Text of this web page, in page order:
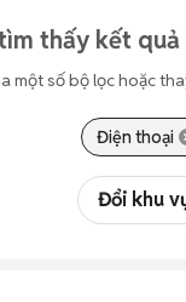
thấy kết quả
một số bộ lọc hoặc
Điện thoại
Đổi khu